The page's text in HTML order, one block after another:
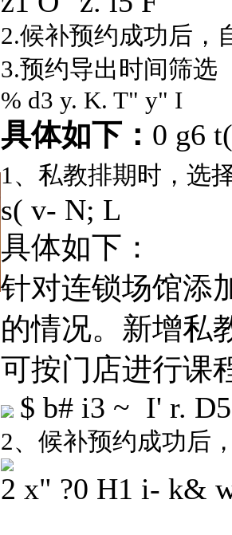
2.候补预约成功后，
3.预约导出时间筛选
% d3 y. K. T" y" I
具体如下： 0 g6
1、私教排期时，选
s( v- N; L
具体如下：
针对连锁场馆添
的情况。新增私
可按门店进行课
$ b# i3 ~ I' r.
2、候补预约成功后
2 x" ?0 H1 i- k&